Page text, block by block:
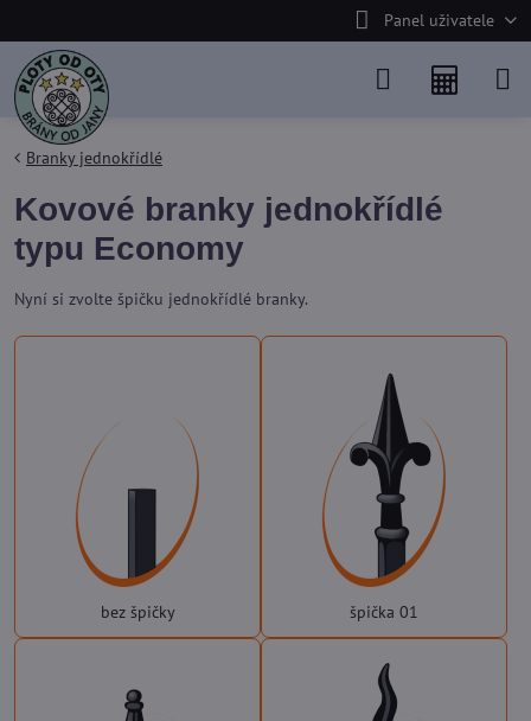
Panel uživatele
Branky jednokřídlé
Kovové branky jednokřídlé
typu Economy
Nyní si zvolte špičku jednokřídlé branky.
bez špičky špička 01